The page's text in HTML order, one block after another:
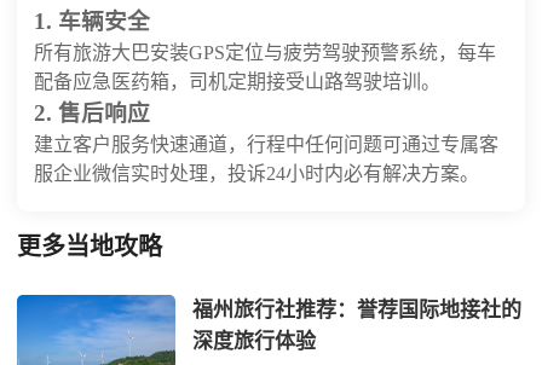
1. 车辆安全
所有旅游大巴安装GPS定位与疲劳驾驶预警系统，每车
配备应急医药箱，司机定期接受山路驾驶培训。
2. 售后响应
建立客户服务快速通道，行程中任何问题可通过专属客
服企业微信实时处理，投诉24小时内必有解决方案。
更多当地攻略
福州旅行社推荐：誉荐国际地接社的
深度旅行体验